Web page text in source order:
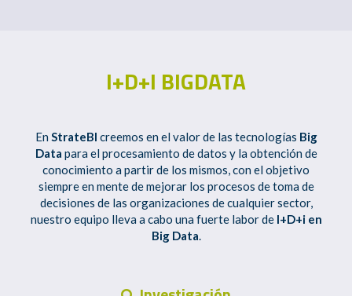
I+D+I BIGDATA
En StrateBI creemos en el valor de las tecnologías Big
Data para el procesamiento de datos y la obtención de
conocimiento a partir de los mismos, con el objetivo
siempre en mente de mejorar los procesos de toma de
decisiones de las organizaciones de cualquier sector,
nuestro equipo lleva a cabo una fuerte labor de I+D+i en
Big Data.